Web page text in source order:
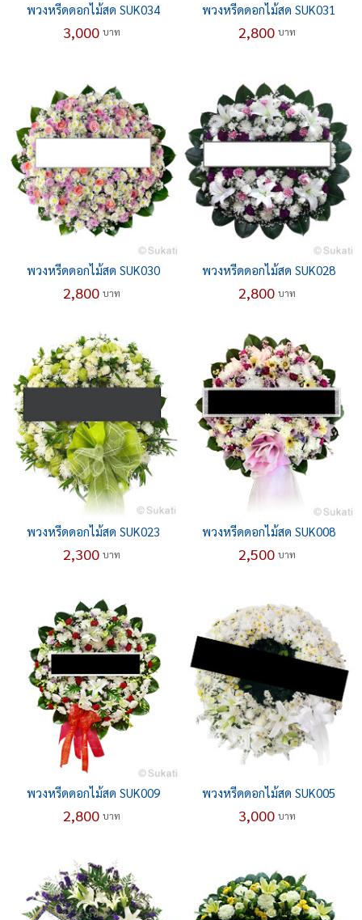
พวงหรีดดอกไม้สด SUK034
3,000 บาท
พวงหรีดดอกไม้สด SUK031
2,800 บาท
พวงหรีดดอกไม้สด SUK030
2,800 บาท
พวงหรีดดอกไม้สด SUK028
2,800 บาท
พวงหรีดดอกไม้สด SUK023
2,300 บาท
พวงหรีดดอกไม้สด SUK008
2,500 บาท
พวงหรีดดอกไม้สด SUK009
2,800 บาท
พวงหรีดดอกไม้สด SUK005
3,000 บาท